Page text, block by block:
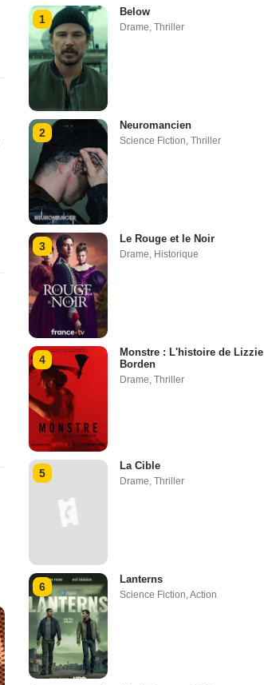
1
Below
Drame Thriller
2
Neuromancien
Science Fiction Thriller
3
Le Rouge et le Noir
Drame Historique
4
Monstre : L'histoire de Lizzie
Borden
Drame Thriller
5
La Cible
Drame Thriller
6
Lanterns
Science Fiction Action